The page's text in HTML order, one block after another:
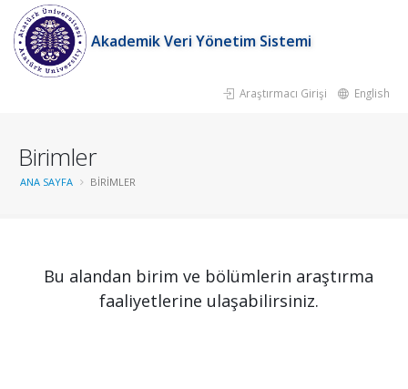
Akademik Veri Yönetim Sistemi
Araştırmacı Girişi English
Birimler
ANA SAYFA BIRIMLER
Bu alandan birim ve bölümlerin araştırma
faaliyetlerine ulaşabilirsiniz.